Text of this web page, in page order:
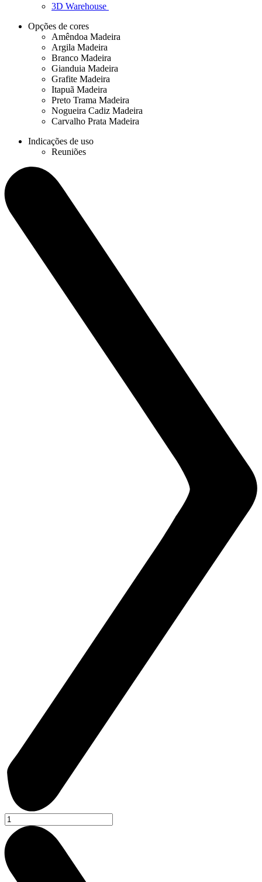
3D Warehouse
Opções de cores
Amêndoa Madeira
Argila Madeira
Branco Madeira
Gianduia Madeira
Grafite Madeira
Itapuã Madeira
Preto Trama Madeira
Nogueira Cadiz Madeira
Carvalho Prata Madeira
Indicações de uso
Reuniões